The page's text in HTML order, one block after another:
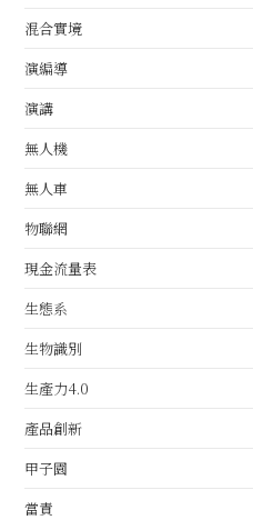
混合實境
演編導
演講
無人機
無人車
物聯網
現金流量表
生態系
生物識別
生產力4.0
產品創新
甲子園
當責